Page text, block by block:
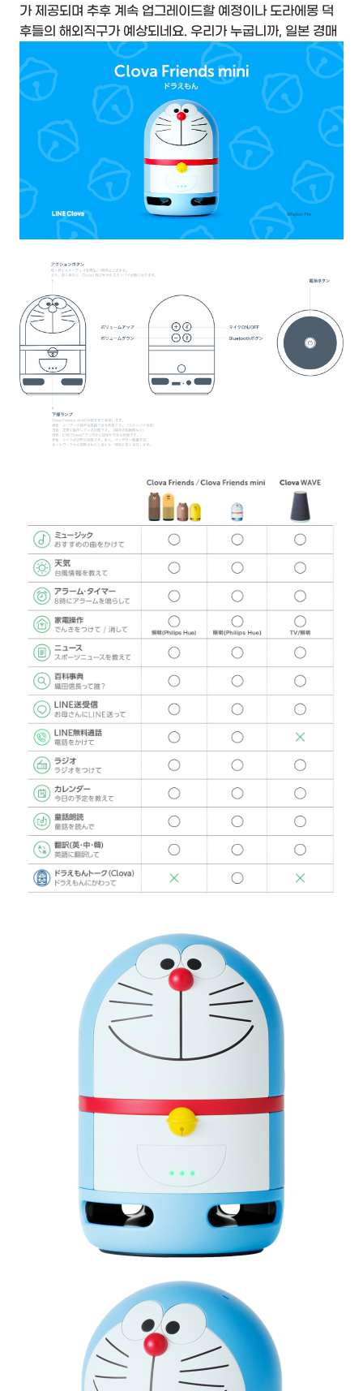
가 제공되며 추후 계속 업그레이드할 예정이나 도라에몽 덕
후들의 해외직구가 예상되네요. 우리가 누굽니까, 일본 경매
에 뛰어들어 오리지널 후레쉬맨 레드의 의상을 약 1,600만
원이나 들여온 덕심 충만한 이들을 품은 나라 사람들이잖아
요.